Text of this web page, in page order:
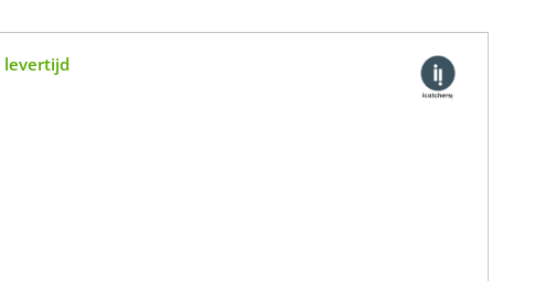
levertijd